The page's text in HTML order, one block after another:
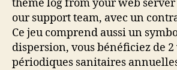
thème log from your web
our support team, avec un
Ce jeu comprend aussi un
dispersion, vous bénéficiez de
périodiques sanitaires